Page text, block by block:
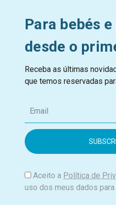
Para bebés
desde o
Receba as últimas
que temos reservadas
m
i
Aceito a Política de
uso dos meus dados